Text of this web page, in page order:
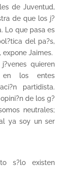
de Juventud,
de que los j?
Lo que pasa es
del pa?s,
Jaimes.
quieren
los entes
partidista.
de los g?
neutrales;
ya soy un ser
s?lo existen